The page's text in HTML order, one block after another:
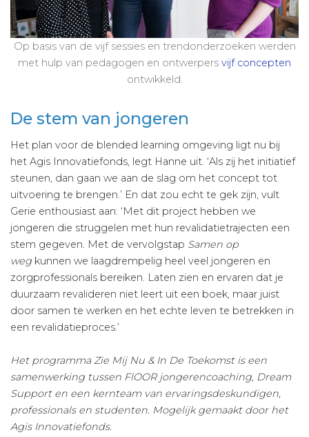
Op basis van de vijf sessies en trendonderzoeken werden
met hulp van pedagogen en ontwerpers vijf concepten
ontwikkeld.
De stem van jongeren
Het plan voor de blended learning omgeving ligt nu bij
het Agis Innovatiefonds, legt Hanne uit. ‘Als zij het initiatief
steunen, dan gaan we aan de slag om het concept tot
uitvoering te brengen.’ En dat zou echt te gek zijn, vult
Gerie enthousiast aan: ‘Met dit project hebben we
jongeren die struggelen met hun revalidatietrajecten een
stem gegeven. Met de vervolgstap Samen op
weg kunnen we laagdrempelig heel veel jongeren en
zorgprofessionals bereiken. Laten zien en ervaren dat je
duurzaam revalideren niet leert uit een boek, maar juist
door samen te werken en het echte leven te betrekken in
een revalidatieproces.’
Het programma Zie Mij Nu & In De Toekomst is een
samenwerking tussen FlOOR jongerencoaching, Dream
Support en een kernteam van ervaringsdeskundigen,
professionals en studenten. Mogelijk gemaakt door het
Agis Innovatiefonds.